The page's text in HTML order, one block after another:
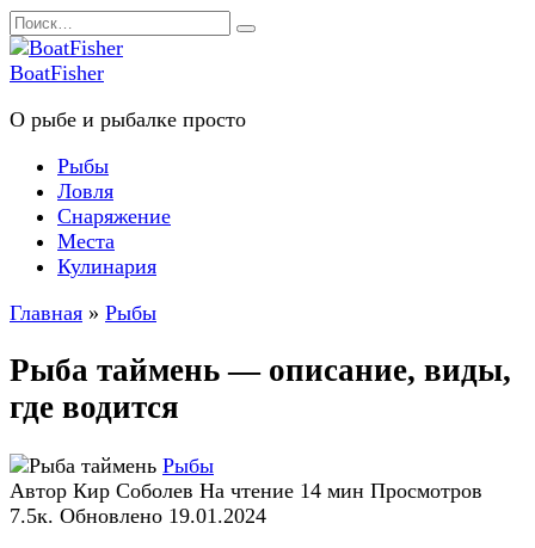
Перейти
к
содержанию
Search
for:
BoatFisher
О рыбе и рыбалке просто
Рыбы
Ловля
Снаряжение
Места
Кулинария
Главная » Рыбы
Рыба таймень — описание, виды,
где водится
Рыбы
Автор Кир Соболев На чтение 14 мин Просмотров
7.5к. Обновлено 19.01.2024